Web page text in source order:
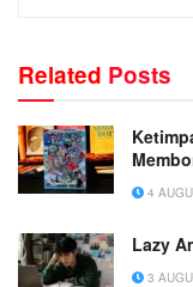
Related Posts
4
Lazy
3